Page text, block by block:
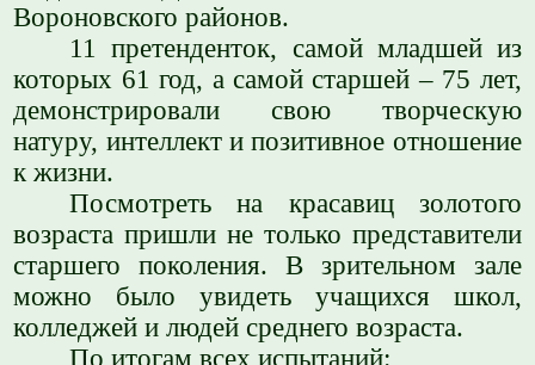
Вороновского районов.
11 претенденток, самой младшей из
которых 61 год, а самой старшей – 75 лет,
демонстрировали свою творческую
натуру, интеллект и позитивное отношение
к жизни.
Посмотреть на красавиц золотого
возраста пришли не только представители
старшего поколения. В зрительном зале
можно было увидеть учащихся школ,
колледжей и людей среднего возраста.
По итогам всех испытаний: